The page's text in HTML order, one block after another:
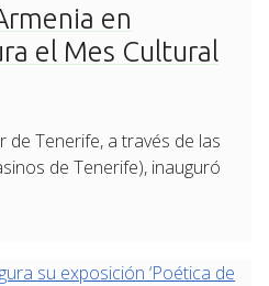
en
el Mes Cultural
de Tenerife, a través de las
de Tenerife), inauguró